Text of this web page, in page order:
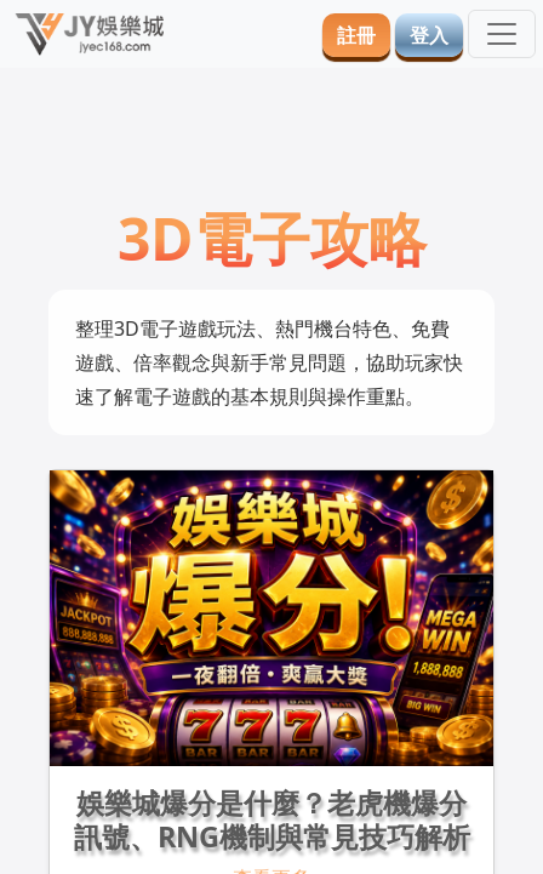
註冊 登入
3D電子攻略
整理3D電子遊戲玩法、熱門機台特色、免費
遊戲、倍率觀念與新手常見問題，協助玩家快
速了解電子遊戲的基本規則與操作重點。
娛樂城爆分是什麼？老虎機爆分
訊號、RNG機制與常見技巧解析